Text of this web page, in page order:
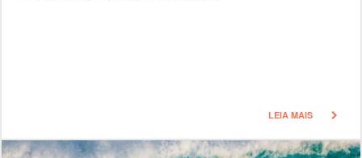
LEIA MAIS